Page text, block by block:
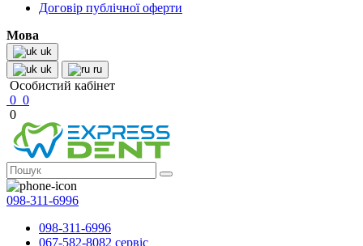
Договір публічної оферти
Мова
uk
uk
ru
Особистий кабінет
0 0
0
098-311-6996
098-311-6996
067-582-8082 сервіс